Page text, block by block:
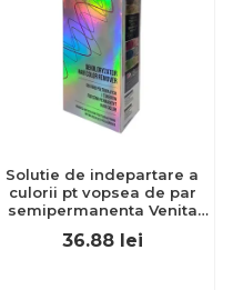
Solutie de indepartare a
culorii pt vopsea de par
semipermanenta Venita
15 ml
36.88 lei